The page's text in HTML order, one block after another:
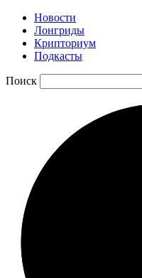
Новости
Лонгриды
Крипториум
Подкасты
Поиск